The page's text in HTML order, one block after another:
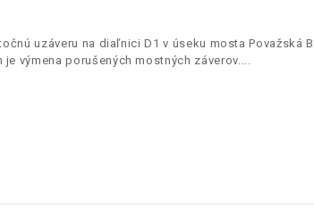
uzáveru na diaľnici D1 v úseku mosta Považská
výmena porušených mostných záverov.